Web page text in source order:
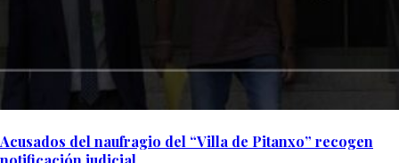
Acusados del naufragio del “Villa de Pitanxo” recogen